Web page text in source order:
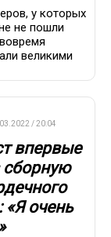
у которых
не пошли
великими
/ 20:04
впервые
«Я очень